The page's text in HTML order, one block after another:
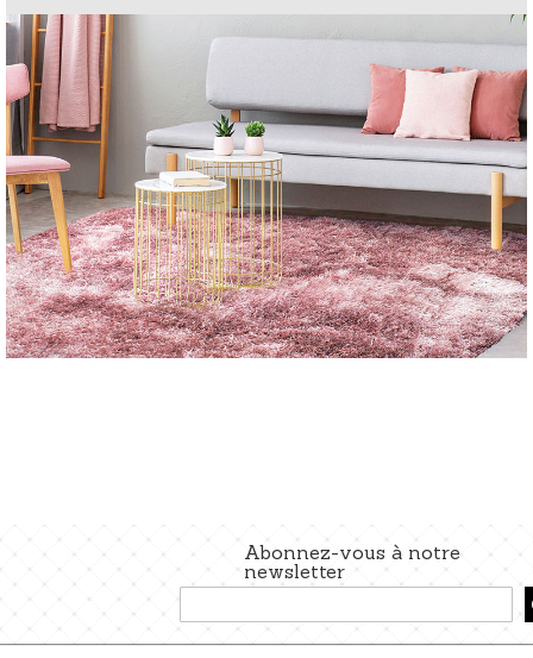
Abonnez-vous à notre
newsletter
à
notre